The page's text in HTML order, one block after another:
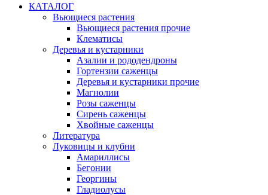
КАТАЛОГ
Вьющиеся растения
Вьющиеся растения прочие
Клематисы
Деревья и кустарники
Азалии и рододендроны
Гортензии саженцы
Деревья и кустарники прочие
Магнолии
Розы саженцы
Сирень саженцы
Хвойные саженцы
Литература
Луковицы и клубни
Амариллисы
Бегонии
Георгины
Гладиолусы